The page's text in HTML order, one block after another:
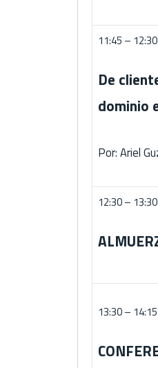
11:45 – 12:30
De
dominio
Por: Ariel
12:30 – 13:30
13:30 – 14:15